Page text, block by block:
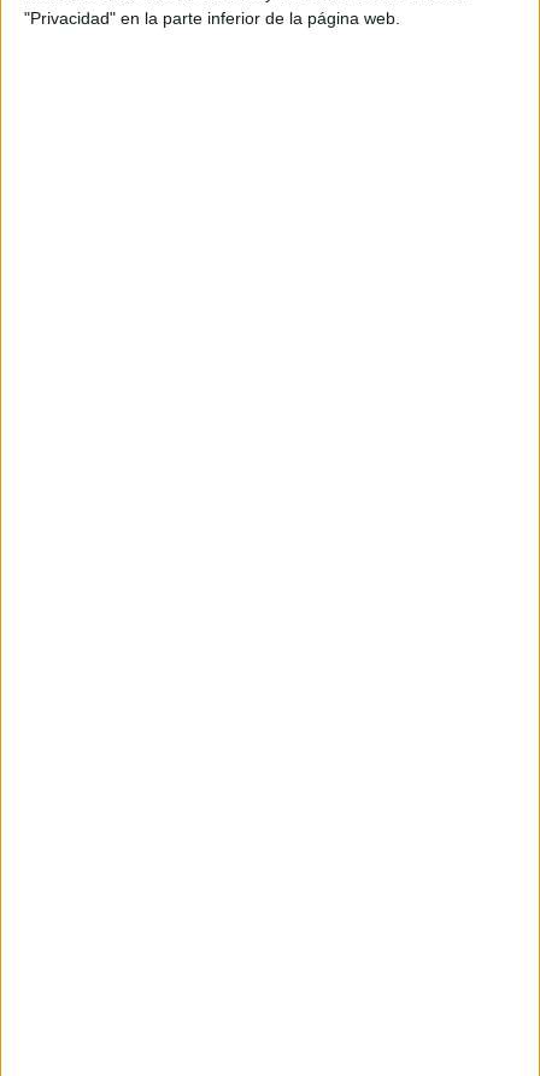
"Privacidad" en la parte inferior de la página web.